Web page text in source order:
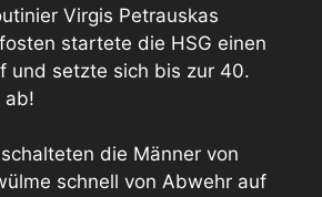
Virgis Petrauskas
startete die HSG einen
und setzte sich bis zur 40.
ab!
die Männer von
schnell von Abwehr auf